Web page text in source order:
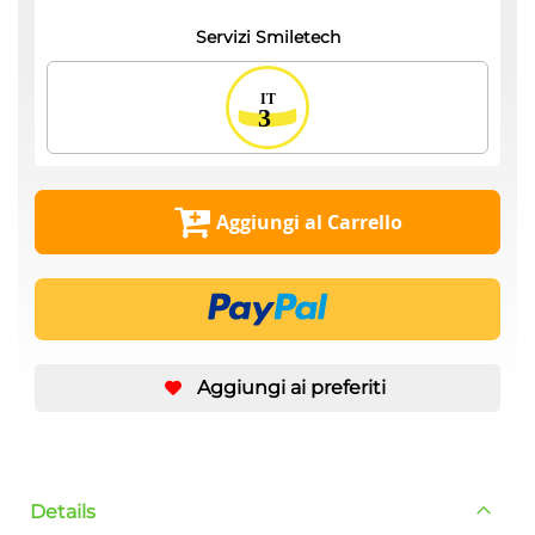
Servizi Smiletech
Aggiungi al Carrello
Aggiungi ai preferiti
Details